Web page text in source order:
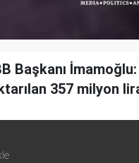
Başkanı
357 milyon